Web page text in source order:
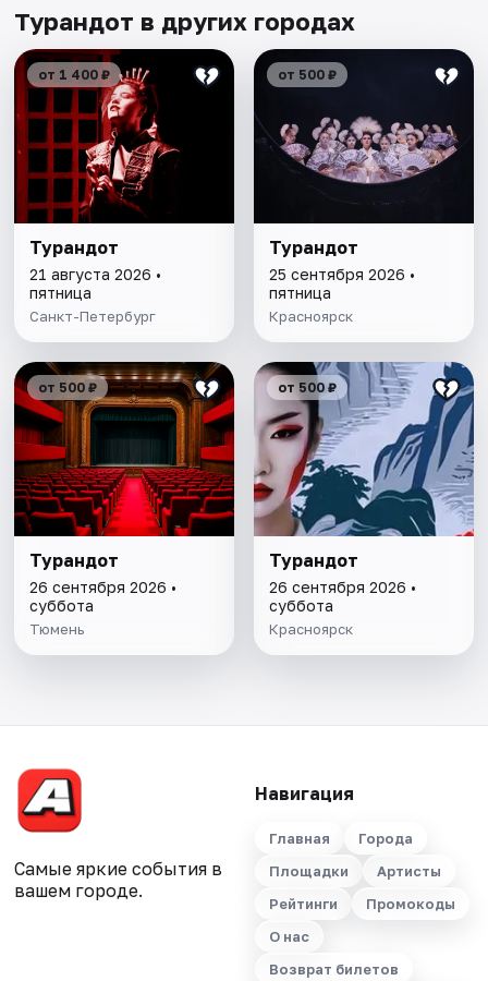
Турандот в других городах
от 1 400 ₽
Турандот
21 августа 2026 •
пятница
Санкт-Петербург
от 500 ₽
Турандот
25 сентября 2026 •
пятница
Красноярск
от 500 ₽
Турандот
26 сентября 2026 •
суббота
Тюмень
от 500 ₽
Турандот
26 сентября 2026 •
суббота
Красноярск
Самые яркие события в
вашем городе.
Навигация
Главная
Города
Площадки
Артисты
Рейтинги
Промокоды
О нас
Возврат билетов